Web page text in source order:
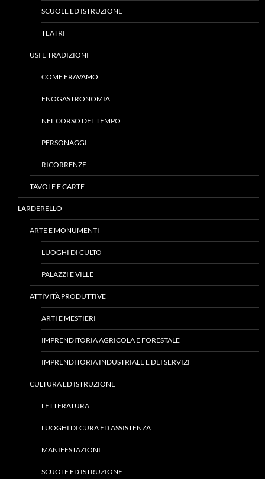
SCUOLE ED ISTRUZIONE
TEATRI
USI E TRADIZIONI
COME ERAVAMO
ENOGASTRONOMIA
NEL CORSO DEL TEMPO
PERSONAGGI
RICORRENZE
TAVOLE E CARTE
LARDERELLO
ARTE E MONUMENTI
LUOGHI DI CULTO
PALAZZI E VILLE
ATTIVITÀ PRODUTTIVE
ARTI E MESTIERI
IMPRENDITORIA AGRICOLA E FORESTALE
IMPRENDITORIA INDUSTRIALE E DEI SERVIZI
CULTURA ED ISTRUZIONE
LETTERATURA
LUOGHI DI CURA ED ASSISTENZA
MANIFESTAZIONI
SCUOLE ED ISTRUZIONE